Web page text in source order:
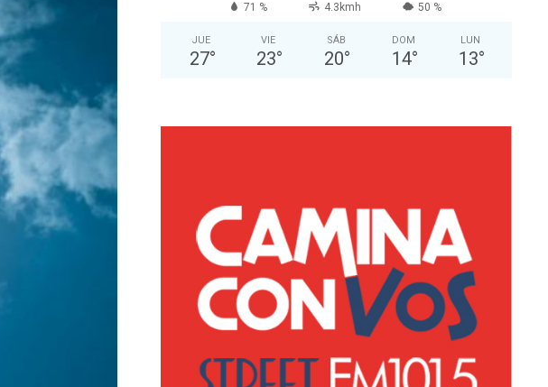
71 % 4.3kmh 50 %
JUE
27°
VIE
23°
SÁB
20°
DOM
14°
LUN
13°